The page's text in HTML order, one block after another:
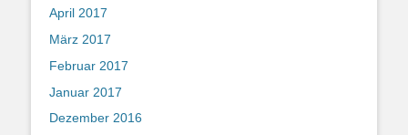
April 2017
März 2017
Februar 2017
Januar 2017
Dezember 2016